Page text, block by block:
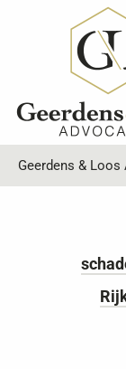
Geerdens & Loos